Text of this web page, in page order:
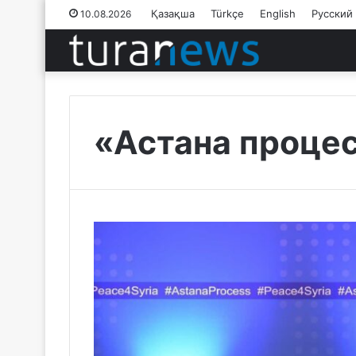
10.08.2026 Қазақша Türkçe English Русский
«Астана